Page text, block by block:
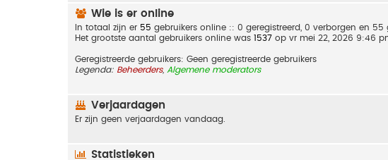
Wie is er online
In totaal zijn er 55 gebruikers online :: 0 geregistreerd, 0 verborgen en
Het grootste aantal gebruikers online was 1537 op vr mei 22, 2026 9:46
Geregistreerde gebruikers: Geen geregistreerde gebruikers
Legenda: Beheerders, Algemene moderators
Verjaardagen
Er zijn geen verjaardagen vandaag.
Statistieken